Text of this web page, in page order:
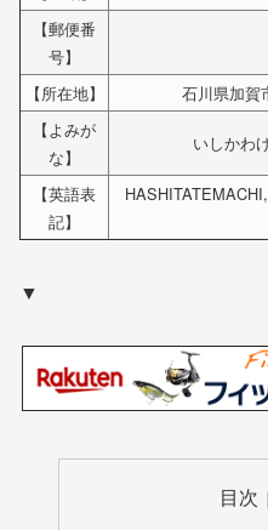
【郵便番
号】
【所在地】
石川県加賀
【よみが
な】
いしかわ
【英語表
記】
▼
目次